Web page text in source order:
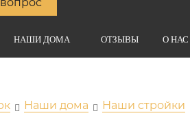
НАШИ ДОМА ОТЗЫВЫ О НАС
Наши дома Наши стройки